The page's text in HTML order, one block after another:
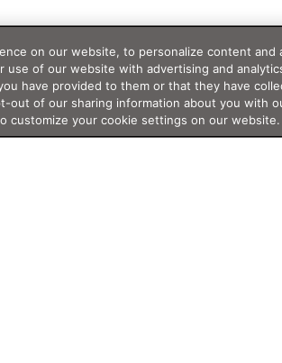
on our website, to personalize content and
use of our website with advertising and
have provided to them or that they have
out of our sharing information about you with
customize your cookie settings on our website.